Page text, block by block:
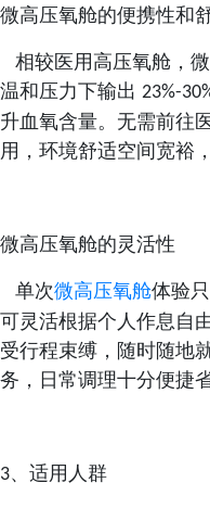
微高压氧舱的便携性和
相较医用高压氧舱，
温和压力下输出 23%-
升血氧含量。无需前
用，环境舒适空间宽裕
微高压氧舱的灵活性
单次微高压氧舱体验
可灵活根据个人作息自
受行程束缚，随时随地
务，日常调理十分便捷省
3、适用人群